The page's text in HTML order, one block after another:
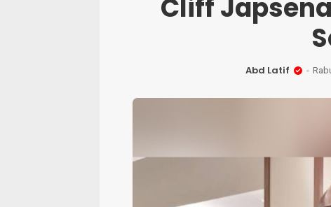
Cliff
Abd Latif